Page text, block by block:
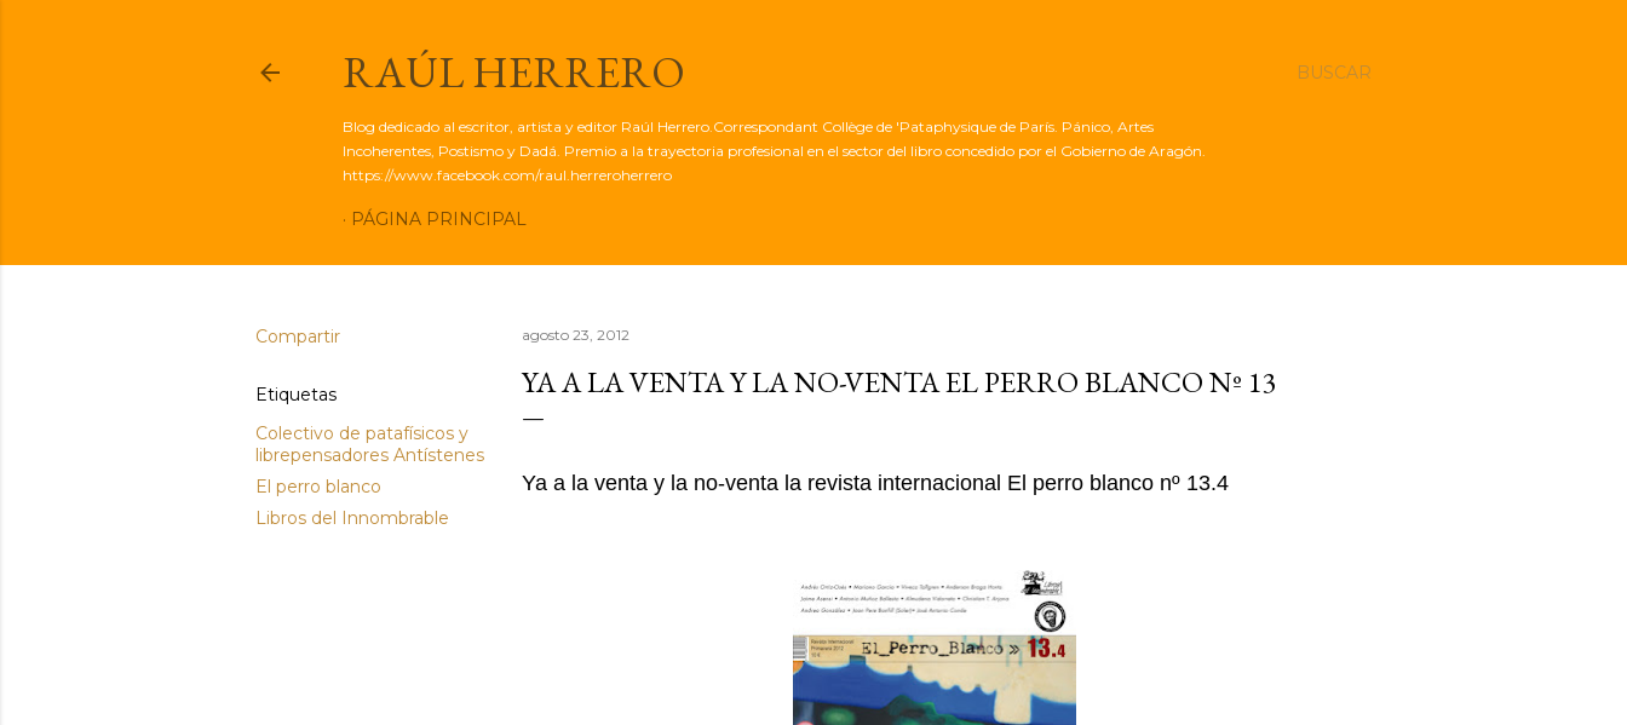
BUSCAR
RAÚL HERRERO
Blog dedicado al escritor, artista y editor Raúl Herrero.Correspondant Collège de 'Pataphysique de París. Pánico, Artes
Incoherentes, Postismo y Dadá. Premio a la trayectoria profesional en el sector del libro concedido por el Gobierno de Aragón.
https://www.facebook.com/raul.herreroherrero
PÁGINA PRINCIPAL
Compartir
Etiquetas
Colectivo de patafísicos y
librepensadores Antístenes
El perro blanco
Libros del Innombrable
agosto 23, 2012
YA A LA VENTA Y LA NO-VENTA EL PERRO BLANCO Nº 13
Ya a la venta y la no-venta la revista internacional El perro blanco nº 13.4